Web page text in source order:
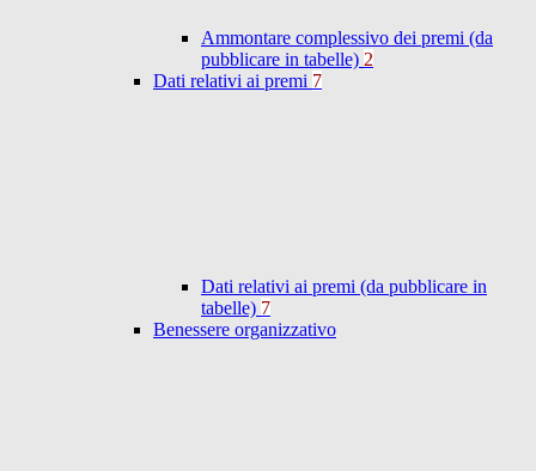
Ammontare complessivo dei premi (da
pubblicare in tabelle) 2
Dati relativi ai premi 7
Dati relativi ai premi (da pubblicare in
tabelle) 7
Benessere organizzativo